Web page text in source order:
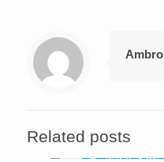
Ambro
Related posts